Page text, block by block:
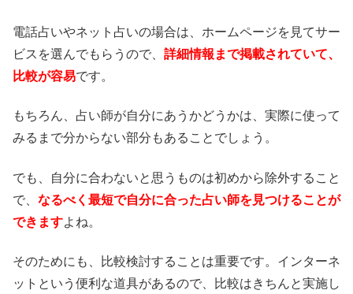
電話占いやネット占いの場合は、ホームページを見てサー
ビスを選んでもらうので、 詳細情報まで掲載されていて、
比較が容易です。
もちろん、占い師が自分にあうかどうかは、実際に使って
みるまで分からない部分もあることでしょう。
でも、自分に合わないと思うものは初めから除外すること
で、 なるべく最短で自分に合った占い師を見つけることが
できますよね。
そのためにも、比較検討することは重要です。インターネ
ットという便利な道具があるので、比較はきちんと実施し